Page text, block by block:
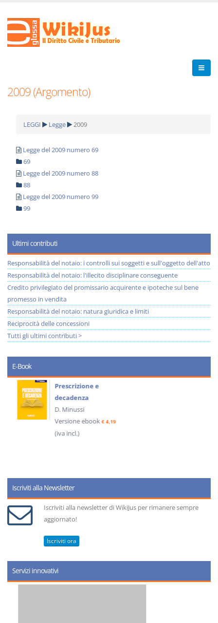
2009 (Argomento)
LEGGI Legge 2009
Legge del 2009 numero 69
69
Legge del 2009 numero 88
88
Legge del 2009 numero 99
99
Ultimi contributi
Responsabilità del notaio: i controlli sui soggetti e sull'oggetto dell'atto
Responsabilità del notaio: l'illecito disciplinare conseguente
Credito privilegiato del promissario acquirente e ipoteche sul bene
promesso in vendita
Responsabilità del notaio: natura giuridica e limiti
Reciprocità delle concessioni
Tutti gli ultimi contributi >
E-Book
Prescrizione e
decadenza
D. Minussi
Versione ebook€ 4,19
(iva incl.)
Iscriviti alla Newsletter
Iscriviti alla newsletter di WikiJus per rimanere sempre
aggiornato!
Iscriviti ora
Servizi innovativi